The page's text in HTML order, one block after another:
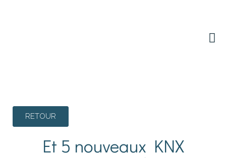
RETOUR
Et 5 nouveaux KNX